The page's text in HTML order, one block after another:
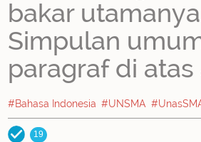
bakar
Simpulan
paragraf di atas
#Bahasa Indonesia #UNSMA
19